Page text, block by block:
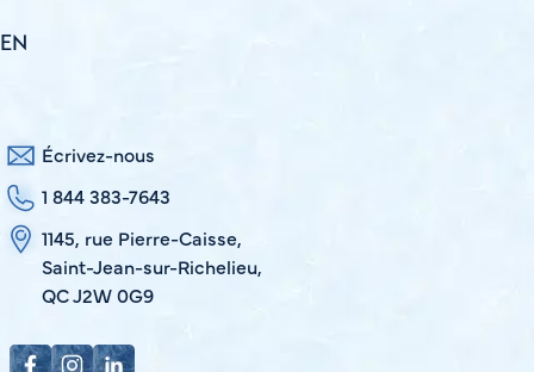
EN
Écrivez-nous
1 844 383-7643
1145, rue Pierre-Caisse,
Saint-Jean-sur-Richelieu,
QC J2W 0G9